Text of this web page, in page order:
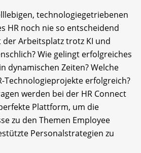
technologiegetriebenen
HR noch nie so entscheidend
Arbeitsplatz trotz KI und
Wie gelingt erfolgreiches
dynamischen Zeiten? Welche
Technologieprojekte erfolgreich?
werden bei der HR Connect
Plattform, um die
zu den Themen Employee
Personalstrategien zu